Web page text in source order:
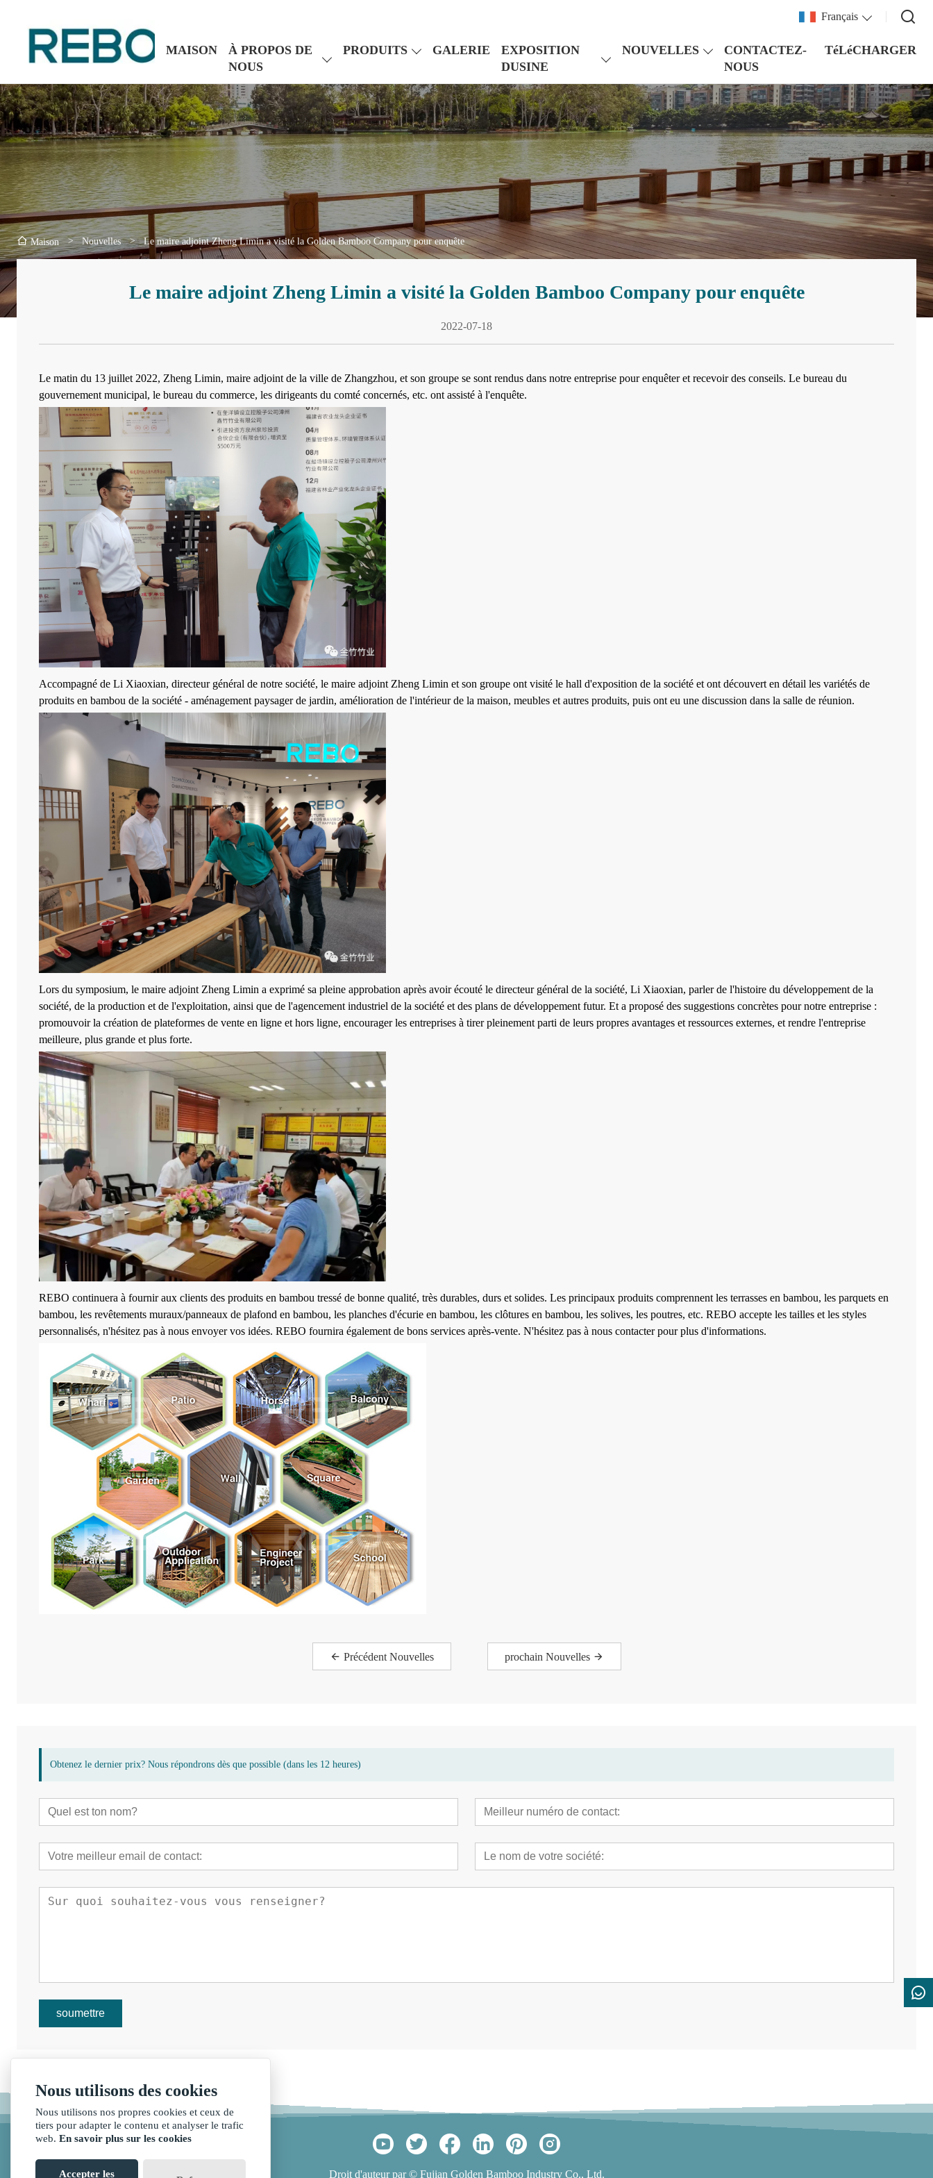
Français
MAISON
À PROPOS DE
NOUS
PRODUITS GALERIE
EXPOSITION
DUSINE
NOUVELLES
CONTACTEZ-
NOUS
TéLéCHARGER
Maison > Nouvelles > Le maire adjoint Zheng Limin a visité la Golden Bamboo Company pour enquête
Le maire adjoint Zheng Limin a visité la Golden Bamboo Company pour enquête
2022-07-18
Le matin du 13 juillet 2022, Zheng Limin, maire adjoint de la ville de Zhangzhou, et son groupe se sont rendus dans notre entreprise pour enquêter et recevoir des conseils. Le bureau du
gouvernement municipal, le bureau du commerce, les dirigeants du comté concernés, etc. ont assisté à l'enquête.
Accompagné de Li Xiaoxian, directeur général de notre société, le maire adjoint Zheng Limin et son groupe ont visité le hall d'exposition de la société et ont découvert en détail les variétés de
produits en bambou de la société - aménagement paysager de jardin, amélioration de l'intérieur de la maison, meubles et autres produits, puis ont eu une discussion dans la salle de réunion.
Lors du symposium, le maire adjoint Zheng Limin a exprimé sa pleine approbation après avoir écouté le directeur général de la société, Li Xiaoxian, parler de l'histoire du développement de la
société, de la production et de l'exploitation, ainsi que de l'agencement industriel de la société et des plans de développement futur. Et a proposé des suggestions concrètes pour notre entreprise :
promouvoir la création de plateformes de vente en ligne et hors ligne, encourager les entreprises à tirer pleinement parti de leurs propres avantages et ressources externes, et rendre l'entreprise
meilleure, plus grande et plus forte.
REBO continuera à fournir aux clients des produits en bambou tressé de bonne qualité, très durables, durs et solides. Les principaux produits comprennent les terrasses en bambou, les parquets en
bambou, les revêtements muraux/panneaux de plafond en bambou, les planches d'écurie en bambou, les clôtures en bambou, les solives, les poutres, etc. REBO accepte les tailles et les styles
personnalisés, n'hésitez pas à nous envoyer vos idées. REBO fournira également de bons services après-vente. N'hésitez pas à nous contacter pour plus d'informations.
Précédent Nouvelles prochain Nouvelles
Obtenez le dernier prix? Nous répondrons dès que possible (dans les 12 heures)
soumettre
Droit d'auteur par © Fujian Golden Bamboo Industry Co., Ltd.
Nous utilisons des cookies
Nous utilisons nos propres cookies et ceux de
tiers pour adapter le contenu et analyser le trafic
web. En savoir plus sur les cookies
Accepter les